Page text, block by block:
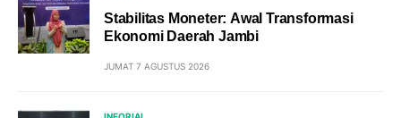
Stabilitas Moneter: Awal Transformasi
Ekonomi Daerah Jambi
JUMAT 7 AGUSTUS 2026